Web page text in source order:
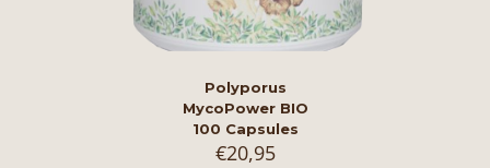
Polyporus
MycoPower BIO
100 Capsules
€20,95